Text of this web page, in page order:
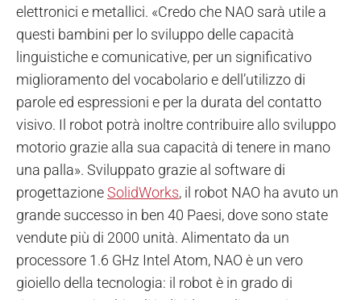
elettronici e metallici. «Credo che NAO sarà utile a
questi bambini per lo sviluppo delle capacità
linguistiche e comunicative, per un significativo
miglioramento del vocabolario e dell’utilizzo di
parole ed espressioni e per la durata del contatto
visivo. Il robot potrà inoltre contribuire allo sviluppo
motorio grazie alla sua capacità di tenere in mano
una palla». Sviluppato grazie al software di
progettazioneSolidWorks, il robot NAO ha avuto un
grande successo in ben 40 Paesi, dove sono state
vendute più di 2000 unità. Alimentato da un
processore 1.6 GHz Intel Atom, NAO è un vero
gioiello della tecnologia: il robot è in grado di